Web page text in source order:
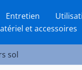
Entretien
et accessoires
sol